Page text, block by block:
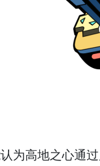
为高地之心通